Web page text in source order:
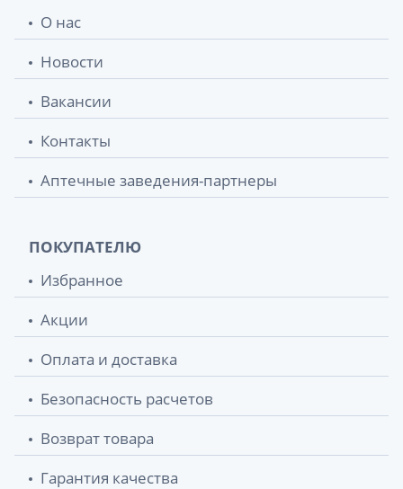
О нас
Новости
Вакансии
Контакты
Аптечные заведения-партнеры
ПОКУПАТЕЛЮ
Избранное
Акции
Оплата и доставка
Безопасность расчетов
Возврат товара
Гарантия качества